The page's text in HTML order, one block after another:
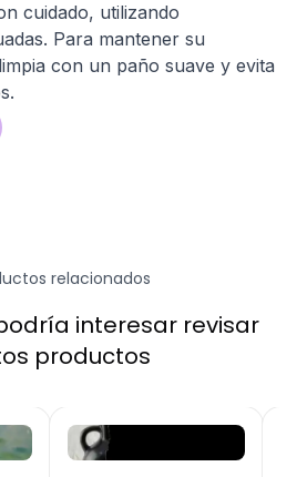
cuidado, utilizando
Para mantener su
con un paño suave y evita
relacionados
interesar revisar
productos